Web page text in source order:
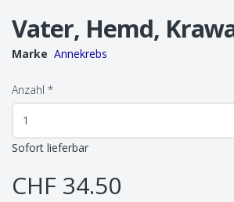
Vater, Hemd,
Marke Annekrebs
Anzahl *
Sofort lieferbar
CHF 34.50